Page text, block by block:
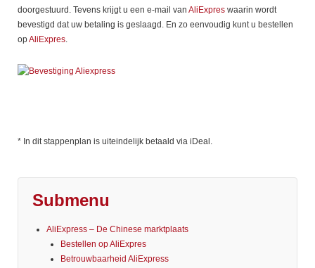
doorgestuurd. Tevens krijgt u een e-mail van AliExpres waarin wordt
bevestigd dat uw betaling is geslaagd. En zo eenvoudig kunt u bestellen
opAliExpres
* In dit stappenplan is uiteindelijk betaald via iDeal.
Submenu
AliExpress – De Chinese marktplaats
Bestellen op AliExpres
Betrouwbaarheid AliExpress